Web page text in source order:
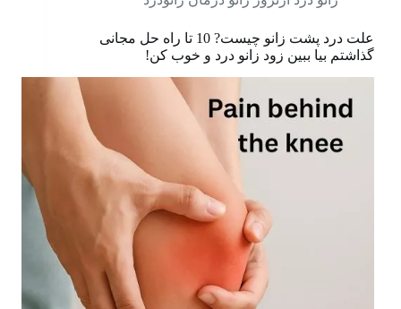
علت درد پشت زانو چیست? 10 تا راه حل مجانی
گذاشتم بیا ببین زود زانو درد و خوب کن!